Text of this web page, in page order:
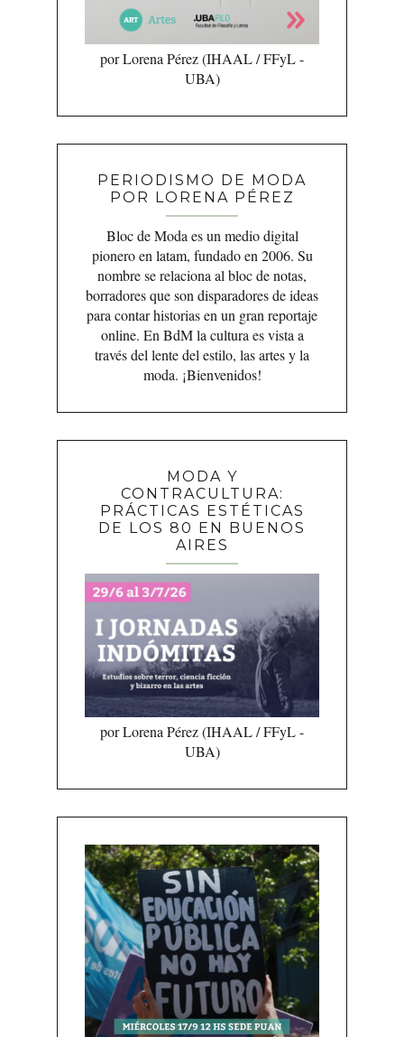
por Lorena Pérez (IHAAL / FFyL -
UBA)
PERIODISMO DE MODA
POR LORENA PÉREZ
Bloc de Moda es un medio digital
pionero en latam, fundado en 2006. Su
nombre se relaciona al bloc de notas,
borradores que son disparadores de ideas
para contar historias en un gran reportaje
online. En BdM la cultura es vista a
través del lente del estilo, las artes y la
moda. ¡Bienvenidos!
MODA Y
CONTRACULTURA:
PRÁCTICAS ESTÉTICAS
DE LOS 80 EN BUENOS
AIRES
por Lorena Pérez (IHAAL / FFyL -
UBA)